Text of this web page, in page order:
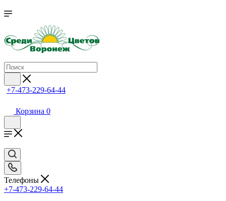
+7-473-229-64-44
Корзина 0
Телефоны
+7-473-229-64-44